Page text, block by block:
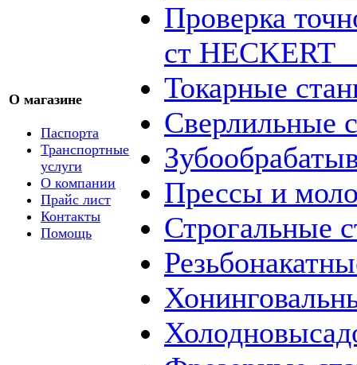
О магазине
Паспорта
Транспортные
услуги
О компании
Прайс лист
Контакты
Помощь
Проверка
ст HECKERT
Токарные
Сверлильные
Прессы и
Строгальные